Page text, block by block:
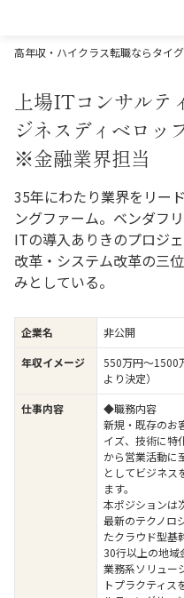
高年収・ハイクラス転職ならタイ
上場ITコンサルテ
ジネスディベロッ
※金融業界担当
35年にわたり業界をリー
ングファーム。ベンダフ
ITの導入ありきのプロジ
改革・システム改革の三
みとしている。
企業名
非公開
年収イメージ
550万円〜1500
より決定）
仕事内容
◆職務内容
新規・既存のお
イズ、技術に特
から営業活動に
としてビジネス
ます。
本ポジションは
最新のテクノロ
たクラウド型基
30行以上の地域
業務系ソリュー
トプラクティス